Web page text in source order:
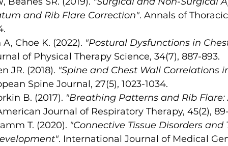
and Rib Flare Correction". Annals of
Choe K. (2022). "Postural Dysfunctions in
of Physical Therapy Science, 34(7), 887-893.
JR. (2018). "Spine and Chest Wall Correlations
Spine Journal, 27(5), 1023-1034.
B. (2017). "Breathing Patterns and Rib
Journal of Respiratory Therapy, 45(2), 89-
T. (2020). "Connective Tissue Disorders
. International Journal of Medical